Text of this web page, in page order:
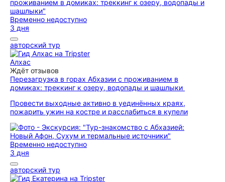
Временно недоступно
3 дня
авторский тур
Алхас
Ждёт отзывов
Перезагрузка в горах Абхазии с проживанием в
домиках: треккинг к озеру, водопады и шашлыки
Провести выходные активно в уединённых краях,
пожарить ужин на костре и расслабиться в купели
Временно недоступно
3 дня
авторский тур